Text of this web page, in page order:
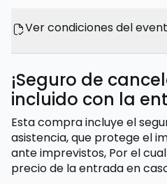
Ver condiciones del
¡Seguro de
incluido con la
Esta compra incluye el
asistencia, que protege el
ante imprevistos, Por el
precio de la entradaen